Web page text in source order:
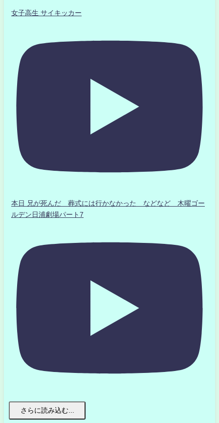
女子高生 サイキッカー
本日 兄が死んだ 葬式には行かなかった などなど 木曜ゴー
ルデン日浦劇場パート7
さらに読み込む...